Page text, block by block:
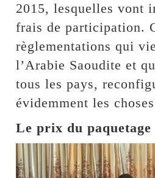
2015, lesquelles vont
frais de participation.
règlementations qui
l’Arabie Saoudite et
tous les pays,
évidemment les
Le prix du paquetage